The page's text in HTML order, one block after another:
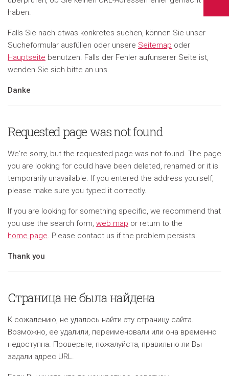
haben.
Falls Sie nach etwas konkretes suchen, können Sie unser
Sucheformular ausfüllen oder unsere Seitemap oder
Hauptseite benutzen. Falls der Fehler aufunserer Seite ist,
wenden Sie sich bitte an uns.
Danke
Requested page was not found
We're sorry, but the requested page was not found. The page
you are looking for could have been deleted, renamed or it is
temporarily unavailable. If you entered the address yourself,
please make sure you typed it correctly.
If you are looking for something specific, we recommend that
you use the search form, web map or return to the
home page. Please contact us if the problem persists.
Thank you
Страница не была найдена
К сожалению, не удалось найти эту страницу сайта.
Возможно, ее удалили, переименовали или она временно
недоступна. Проверьте, пожалуйста, правильно ли Вы
задали адрес URL.